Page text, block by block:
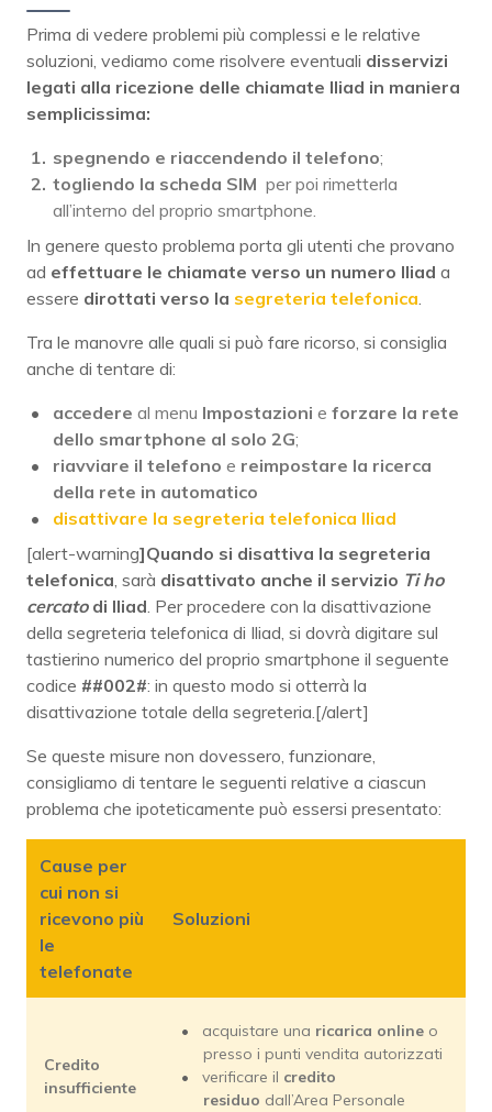
Prima di vedere problemi più complessi e le relative
soluzioni, vediamo come risolvere eventuali disservizi
legati alla ricezione delle chiamate Iliad in maniera
semplicissima:
spegnendo e riaccendendo il telefono;
togliendo la scheda SIM per poi rimetterla
all’interno del proprio smartphone.
In genere questo problema porta gli utenti che provano
ad effettuare le chiamate verso un numero Iliad a
essere dirottati verso la segreteria telefonica.
Tra le manovre alle quali si può fare ricorso, si consiglia
anche di tentare di:
accedere al menu Impostazioni e forzare la rete
dello smartphone al solo 2G;
riavviare il telefono e reimpostare la ricerca
della rete in automatico
disattivare la segreteria telefonica Iliad
[alert-warning]Quando si disattiva la segreteria
telefonica, sarà disattivato anche il servizio Ti ho
cercatodi Iliad. Per procedere con la disattivazione
della segreteria telefonica di Iliad, si dovrà digitare sul
tastierino numerico del proprio smartphone il seguente
codice ##002#: in questo modo si otterrà la
disattivazione totale della segreteria.[/alert]
Se queste misure non dovessero, funzionare,
consigliamo di tentare le seguenti relative a ciascun
problema che ipoteticamente può essersi presentato:
Cause per
cui non si
ricevono più
le
telefonate
Soluzioni
Credito
insufficiente
acquistare una ricarica online o
presso i punti vendita autorizzati
verificare il credito
residuo dall’Area Personale